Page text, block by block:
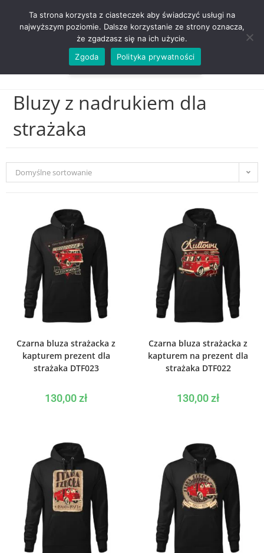
ZADZWOŃ TEL. 600 352 938
Bluzy z nadrukiem dla
strażaka
Domyślne sortowanie
Czarna bluza strażacka z
kapturem prezent dla
strażaka DTF023
130,00zł
Czarna bluza strażacka z
kapturem na prezent dla
strażaka DTF022
130,00zł
Ta strona korzysta z ciasteczek aby świadczyć usługi na
najwyższym poziomie. Dalsze korzystanie ze strony oznacza,
że zgadzasz się na ich użycie.
Zgoda
Polityka prywatności